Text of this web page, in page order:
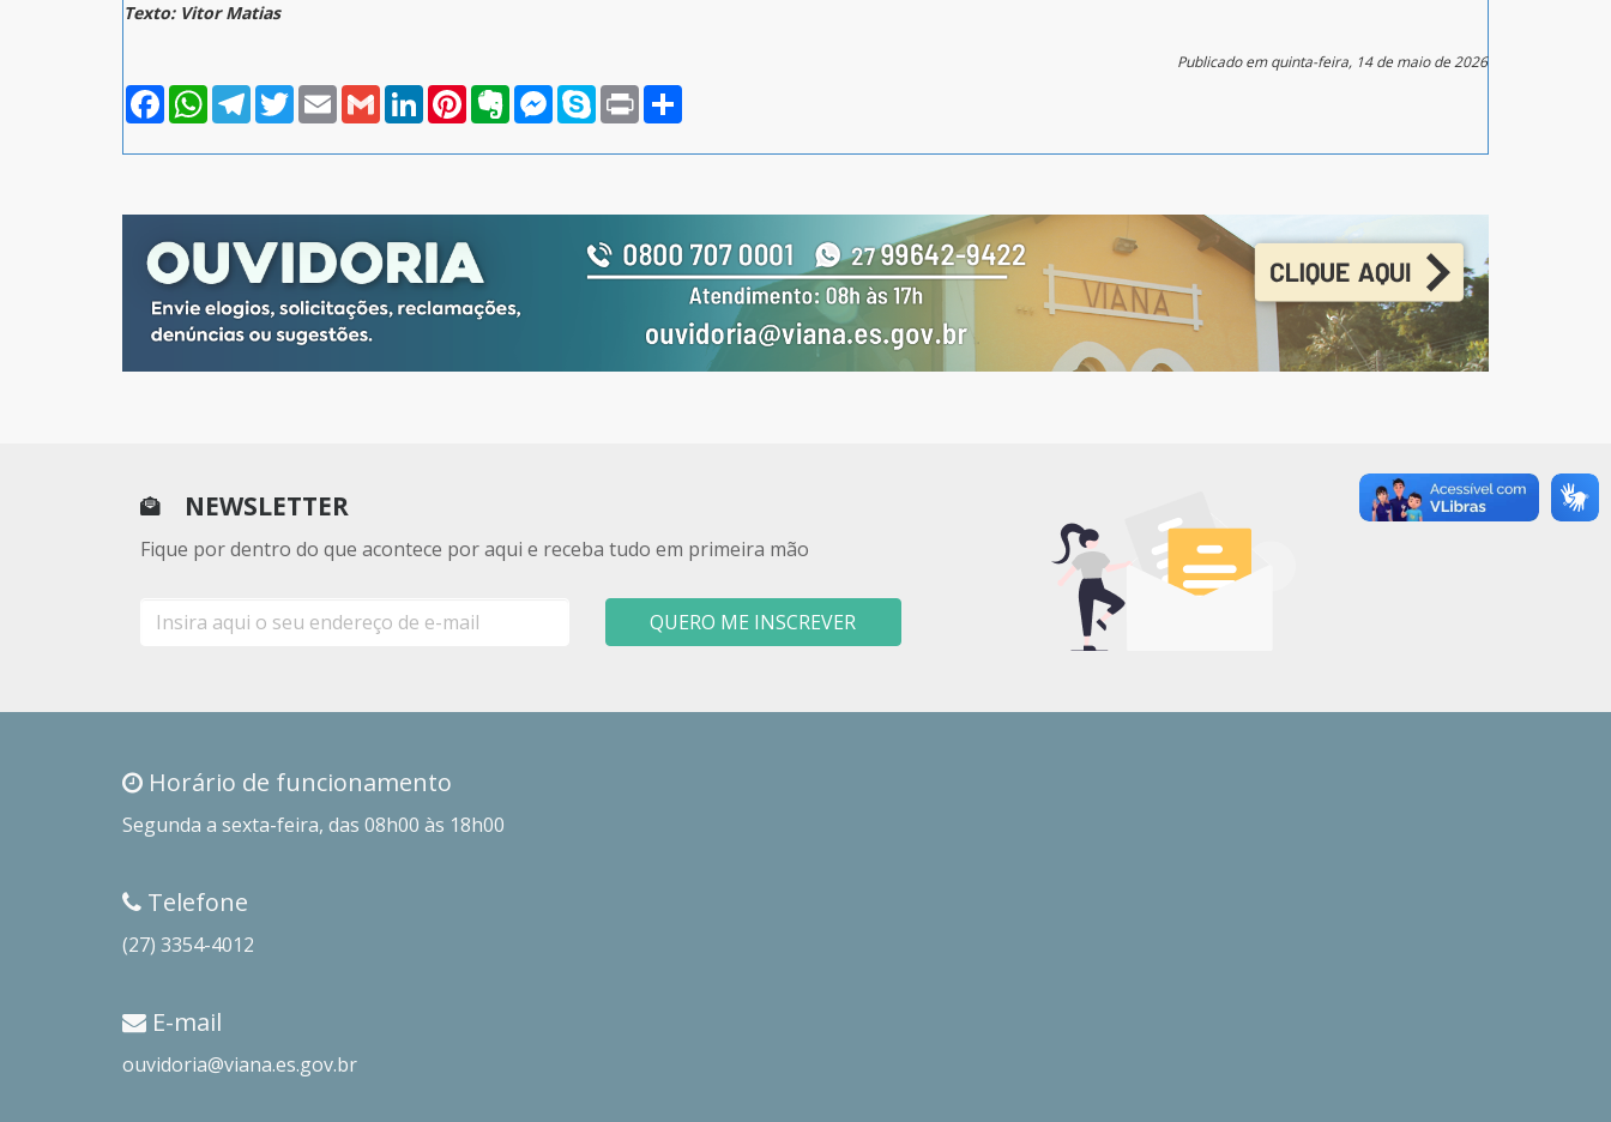
Texto: Vitor Matias
Publicado em quinta-feira, 14 de maio de 2026
FacebookWhatsAppTelegramTwitterEmail Gmail LinkedInPinterestEvernoteMessenger
Skype Print
NEWSLETTER
Fique por dentro do que acontece por aqui e receba tudo em primeira mão
mail
QUERO ME INSCREVER
Horário de funcionamento
Segunda a sexta-feira, das 08h00 às 18h00
Telefone
(27) 3354-4012
E-mail
ouvidoria@viana.es.gov.br